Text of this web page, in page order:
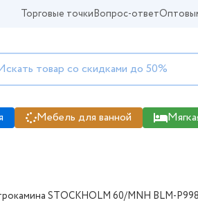
Торговые точкиВопрос-ответ
Мебель для ванной
STOCKHOLM 60/MNH BLM-